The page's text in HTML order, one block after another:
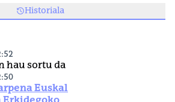
Historiala
hau sortu da
Euskal